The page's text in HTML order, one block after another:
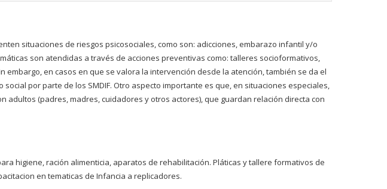
situaciones de riesgos psicosociales, como son: adicciones, embarazo infantil y/o
son atendidas a través de acciones preventivas como: talleres socioformativos,
en casos en que se valora la intervención desde la atención, también se da el
por parte de los SMDIF. Otro aspecto importante es que, en situaciones especiales,
(padres, madres, cuidadores y otros actores), que guardan relación directa con
higiene, ración alimenticia, aparatos de rehabilitación. Pláticas y tallere formativos de
en tematicas de Infancia a replicadores.